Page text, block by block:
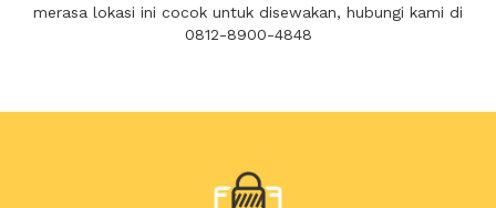
merasa lokasi ini cocok untuk disewakan, hubungi kami di
0812-8900-4848